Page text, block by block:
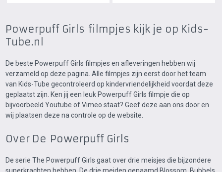
Powerpuff Girls filmpjes kijk je op Kids-
Tube.nl
De beste Powerpuff Girls filmpjes en afleveringen hebben wij
verzameld op deze pagina. Alle filmpjes zijn eerst door het team
van Kids-Tube gecontroleerd op kindervriendelijkheid voordat deze
geplaatst zijn. Ken jij een leuk Powerpuff Girls filmpje die op
bijvoorbeeld Youtube of Vimeo staat? Geef deze aan ons door en
wij plaatsen deze na controle op de website.
Over De Powerpuff Girls
De serie The Powerpuff Girls gaat over drie meisjes die bijzondere